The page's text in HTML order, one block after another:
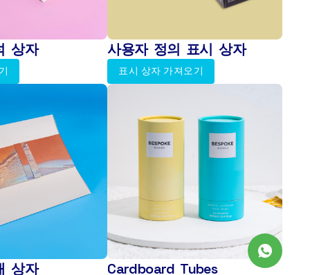
상자 사용자 정의 표시 상자
표시 상자 가져오기
상자 Cardboard Tubes